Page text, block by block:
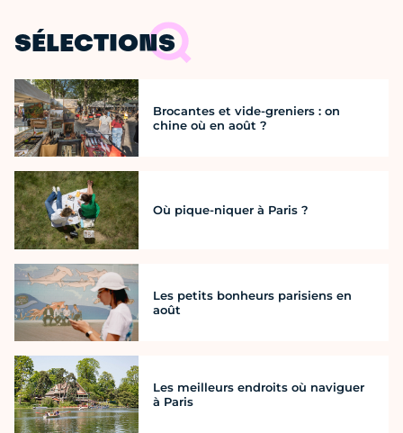
SÉLECTIONS
Brocantes et vide-greniers : on
chine où en août ?
Où pique-niquer à Paris ?
Les petits bonheurs parisiens en
août
Les meilleurs endroits où naviguer
à Paris